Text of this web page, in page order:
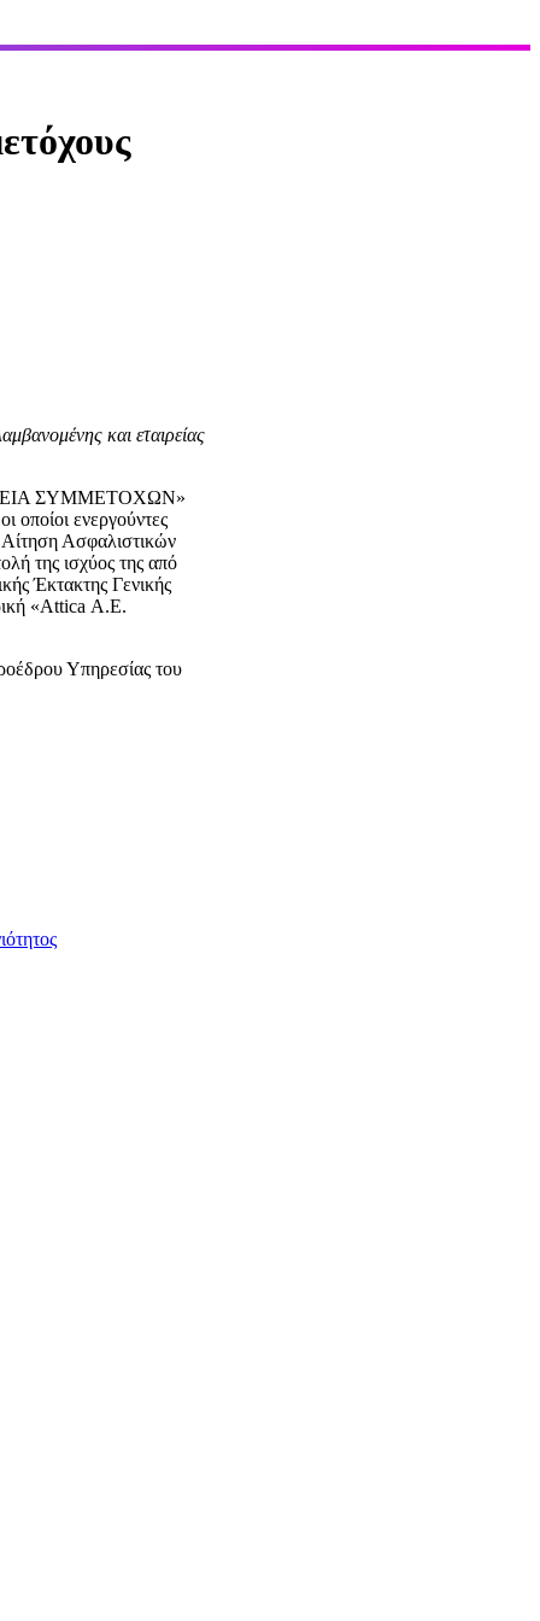
και εταιρείας
ΣΥΜΜΕΤΟΧΩΝ»
οποίοι ενεργούντες
Ασφαλιστικών
της ισχύος της από
Έκτακτης Γενικής
«Attica Α.Ε.
Υπηρεσίας του